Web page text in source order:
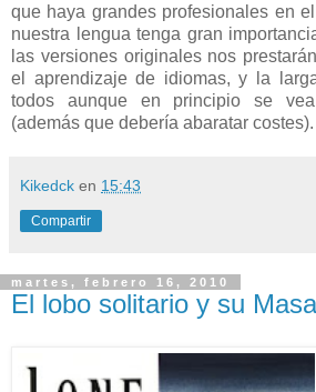
que haya grandes profesionales en
nuestra lengua tenga gran
las versiones originales nos
el aprendizaje de idiomas, y la
todos aunque en principio se
(además que debería abaratar costes).
Kikedck en 15:43
Compartir
martes, febrero 16, 2010
El lobo solitario y su